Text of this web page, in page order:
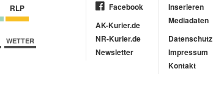
RLP
WETTER
Facebook
AK-Kurier.de
NR-Kurier.de
Newsletter
Inserieren
Mediadaten
Datenschutz
Impressum
Kontakt